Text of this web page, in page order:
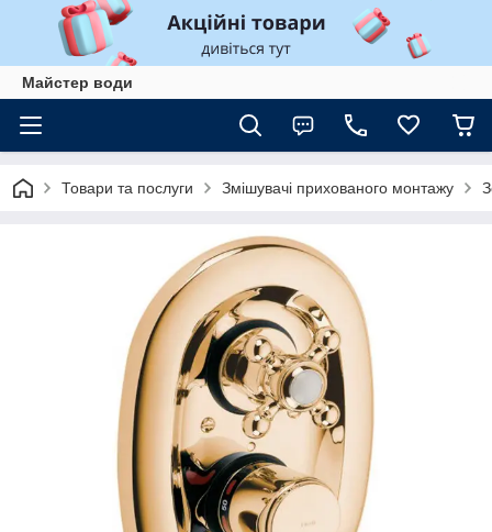
Майстер води
Товари та послуги Змішувачі прихованого монтажу